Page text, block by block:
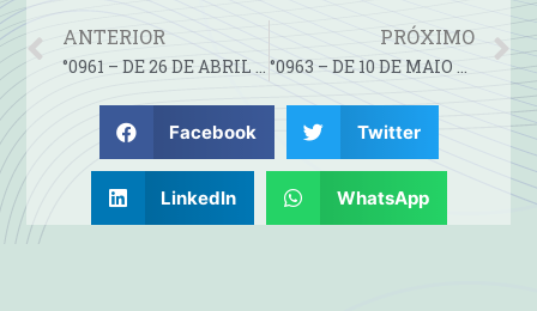
ANTERIOR
°0961 – DE 26 DE ABRIL DE 2010 – CONCEDE FÉRIAS
PRÓXIMO
°0963 – DE 10 DE MAIO DE 2010 – PRORROGA LICENÇA PARA…
Facebook Twitter
LinkedIn WhatsApp